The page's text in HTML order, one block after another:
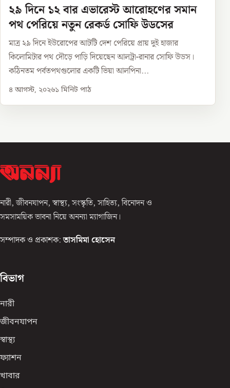
২৯ দিনে ১২ বার এভারেস্ট আরোহণের সমান
পথ পেরিয়ে নতুন রেকর্ড সোফি উডসের
মাত্র ২৯ দিনে ইউরোপের আটটি দেশ পেরিয়ে প্রায় দুই হাজার
কিলোমিটার পথ দৌড়ে পাড়ি দিয়েছেন আলট্রা-রানার সোফি উডস।
কঠিনতম পর্বতপথগুলোর একটি ভিয়া আলপিনা...
৪ আগস্ট, ২০২৬১ মিনিট পাঠ
নারী, জীবনযাপন, স্বাস্থ্য, সংস্কৃতি, সাহিত্য, বিনোদন ও
সমসাময়িক ভাবনা নিয়ে অনন্যা ম্যাগাজিন।
সম্পাদক ও প্রকাশক: তাসমিমা হোসেন
বিভাগ
নারী
জীবনযাপন
স্বাস্থ্য
ফ্যাশন
খাবার